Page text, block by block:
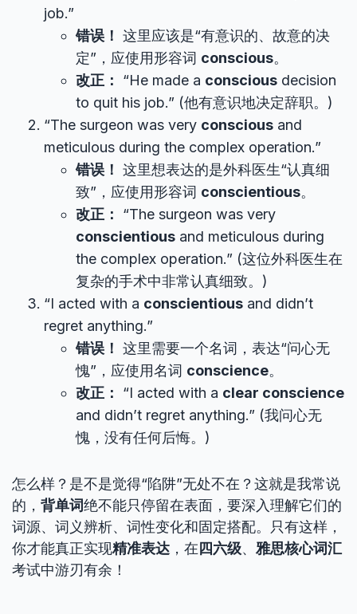
job.”
错误！ 这里应该是“有意识的、故意的决
定”，应使用形容词 conscious。
改正：
“He made a conscious decision
to quit his job.” (他有意识地决定辞职。)
“The surgeon was very conscious and
meticulous during the complex operation.”
错误！ 这里想表达的是外科医生“认真细
致”，应使用形容词 conscientious。
改正：
“The surgeon was very
conscientious and meticulous during
the complex operation.” (这位外科医生在
复杂的手术中非常认真细致。)
“I acted with a conscientious and didn’t
regret anything.”
错误！ 这里需要一个名词，表达“问心无
愧”，应使用名词 conscience。
改正：
“I acted with a clear conscience
and didn’t regret anything.” (我问心无
愧，没有任何后悔。)
怎么样？是不是觉得“陷阱”无处不在？这就是我常说
的， 背单词绝不能只停留在表面，要深入理解它们的
词源、词义辨析、词性变化和固定搭配。只有这样，
你才能真正实现精准表达 ，在 四六级、 雅思核心词汇
考试中游刃有余！